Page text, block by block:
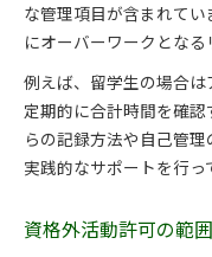
な管理項目が含まれて
にオーバーワークとなる
例えば、留学生の場合は
定期的に合計時間を確
らの記録方法や自己管
実践的なサポートを行っ
資格外活動許可の範